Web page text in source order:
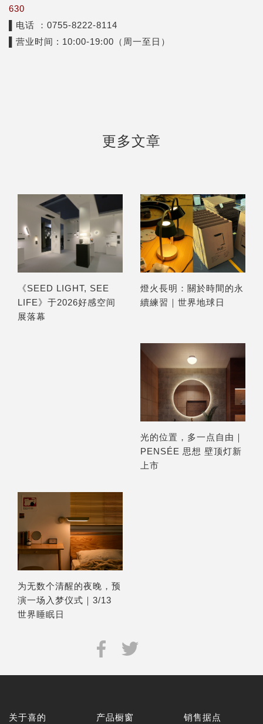
630
▌电话 ：0755-8222-8114
▌营业时间 : 10:00-19:00（周一至日）
更多文章
《SEED LIGHT, SEE
LIFE》于2026好感空间
展落幕
燈火長明：關於時間的永
續練習｜世界地球日
光的位置，多一点自由｜
PENSÉE 思想 壁顶灯新
上市
为无数个清醒的夜晚，预
演一场入梦仪式｜3/13
世界睡眠日
关于喜的 产品橱窗 销售据点